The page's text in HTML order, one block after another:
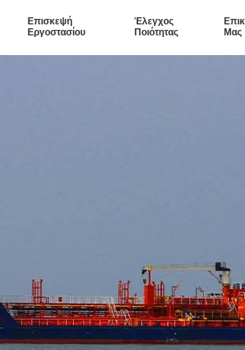
Επισκεψή
Εργοστασίου
Έλεγχος
Ποιότητας
Μας